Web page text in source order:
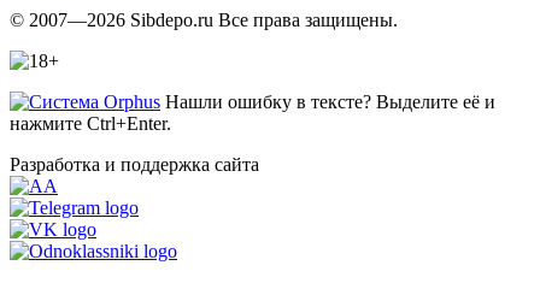
© 2007—2026 Sibdepo.ru Все права защищены.
Нашли ошибку в тексте? Выделите её и
нажмите Ctrl+Enter.
Разработка и поддержка сайта